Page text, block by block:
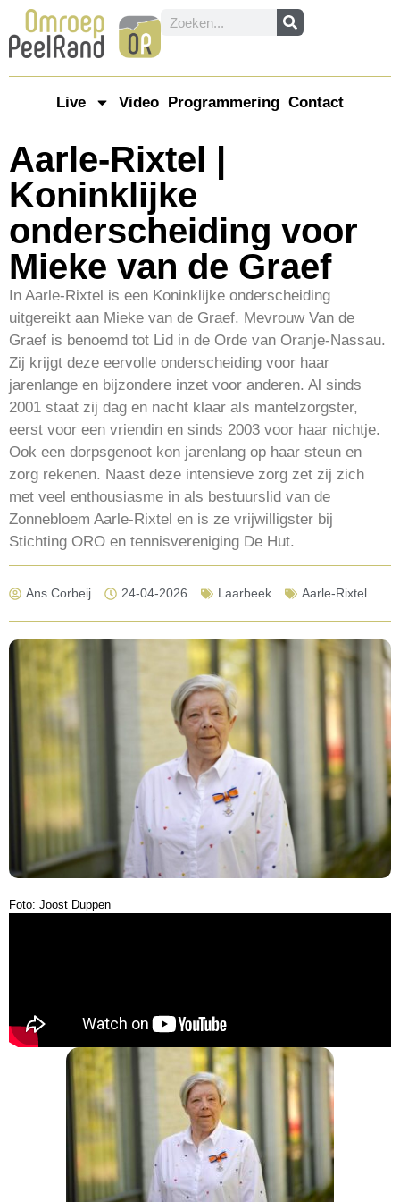
Live Video Programmering Contact
Aarle-Rixtel |
Koninklijke
onderscheiding voor
Mieke van de Graef
In Aarle-Rixtel is een Koninklijke onderscheiding
uitgereikt aan Mieke van de Graef. Mevrouw Van de
Graef is benoemd tot Lid in de Orde van Oranje-Nassau.
Zij krijgt deze eervolle onderscheiding voor haar
jarenlange en bijzondere inzet voor anderen. Al sinds
2001 staat zij dag en nacht klaar als mantelzorgster,
eerst voor een vriendin en sinds 2003 voor haar nichtje.
Ook een dorpsgenoot kon jarenlang op haar steun en
zorg rekenen. Naast deze intensieve zorg zet zij zich
met veel enthousiasme in als bestuurslid van de
Zonnebloem Aarle-Rixtel en is ze vrijwilligster bij
Stichting ORO en tennisvereniging De Hut.
Ans Corbeij 24-04-2026 Laarbeek Aarle-Rixtel
Foto: Joost Duppen